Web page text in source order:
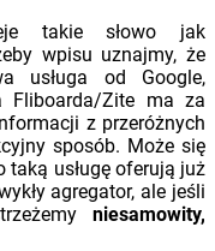
takie słowo jak
wpisu uznajmy, że
usługa od Google,
Fliboarda/Zite ma za
z przeróżnych
sposób. Może się
taką usługę oferują już
agregator, ale jeśli
niesamowity,